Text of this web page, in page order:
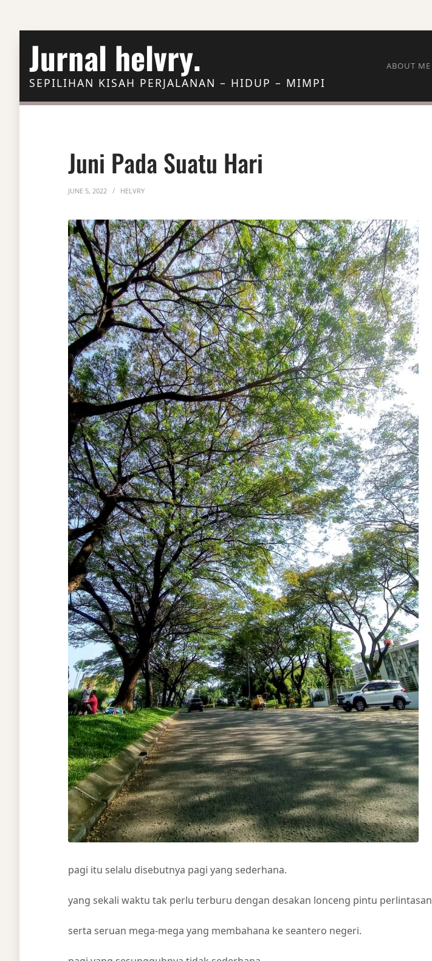
Jurnal helvry.
SEPILIHAN KISAH PERJALANAN – HIDUP – MIMPI
ABOUT ME
Juni Pada Suatu Hari
JUNE 5, 2022 HELVRY
pagi itu selalu disebutnya pagi yang sederhana.
yang sekali waktu tak perlu terburu dengan desakan lonceng pintu perlintasan
serta seruan mega-mega yang membahana ke seantero negeri.